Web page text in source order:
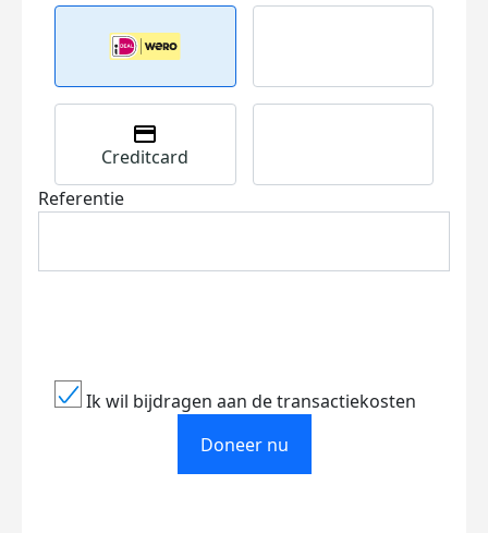
Creditcard
Referentie
Ik wil bijdragen aan de transactiekosten
Doneer nu